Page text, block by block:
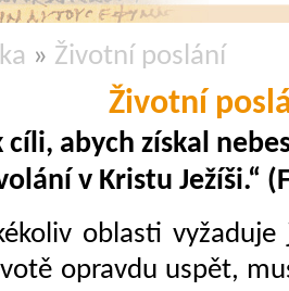
» Životní poslání
Životní
cíli, abych získal
v Kristu Ježíši.“
oblasti
opravdu uspět,